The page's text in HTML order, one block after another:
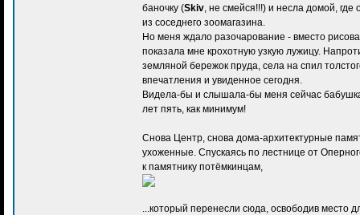
баночку (Skiv , не смейся!!!) и несла домой,
из соседнего зоомагазина.
Но меня ждало разочарование - вместо
показала мне крохотную узкую лужицу.
земляной бережок пруда, села на спил
впечатления и увиденное сегодня.
Видела-бы и слышала-бы меня сейчас
лет пять, как минимум!
Снова Центр, снова дома-архитектурные
ухоженные. Спускаясь по лестнице от
к памятнику потёмкинцам,
...который перенесли сюда, освободив место